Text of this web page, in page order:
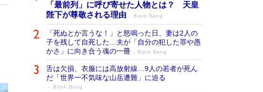
「最前列」に呼び寄せた人物とは？ 天皇
陛下が尊敬される理由
Book Bang
「死ぬとか言うな！」と怒鳴った日、妻は2人の
子を残して自死した…夫が「自分の犯した罪や愚
かさ」に向き合う魂の一冊
Book Bang
舌は欠損、衣服には高放射線…9人の若者が死ん
だ「世界一不気味な山岳遭難」に迫る
Book Bang